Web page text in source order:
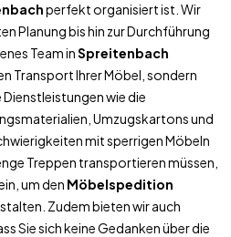
perfekt organisiert ist. Wir
Planung bis hin zur Durchführung
Team inSpreitenbach
Transport Ihrer Möbel, sondern
wie die
Umzugskartons und
mit sperrigen Möbeln
Treppen transportieren müssen,
um den Möbelspedition
Zudem bieten wir auch
Sie sich keine Gedanken über die